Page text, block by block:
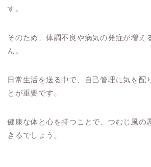
す。
そのため、体調不良や病気の発症が増え
ん。
日常生活を送る中で、自己管理に気を配
とが重要です。
健康な体と心を持つことで、つむじ風の
きるでしょう。